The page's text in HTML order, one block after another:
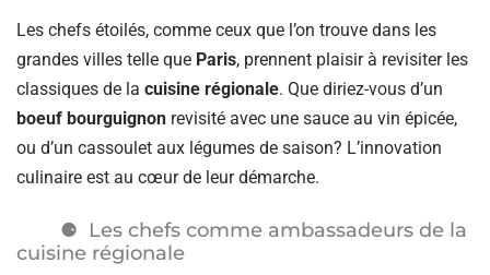
Les chefs étoilés, comme ceux que l’on trouve dans les
grandes villes telle que Paris, prennent plaisir à revisiter les
classiques de la cuisine régionale. Que diriez-vous d’un
boeuf bourguignon revisité avec une sauce au vin épicée,
ou d’un cassoulet aux légumes de saison? L’innovation
culinaire est au cœur de leur démarche.
Les chefs comme ambassadeurs de la
cuisine régionale